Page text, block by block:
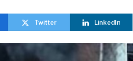
Twitter LinkedIn